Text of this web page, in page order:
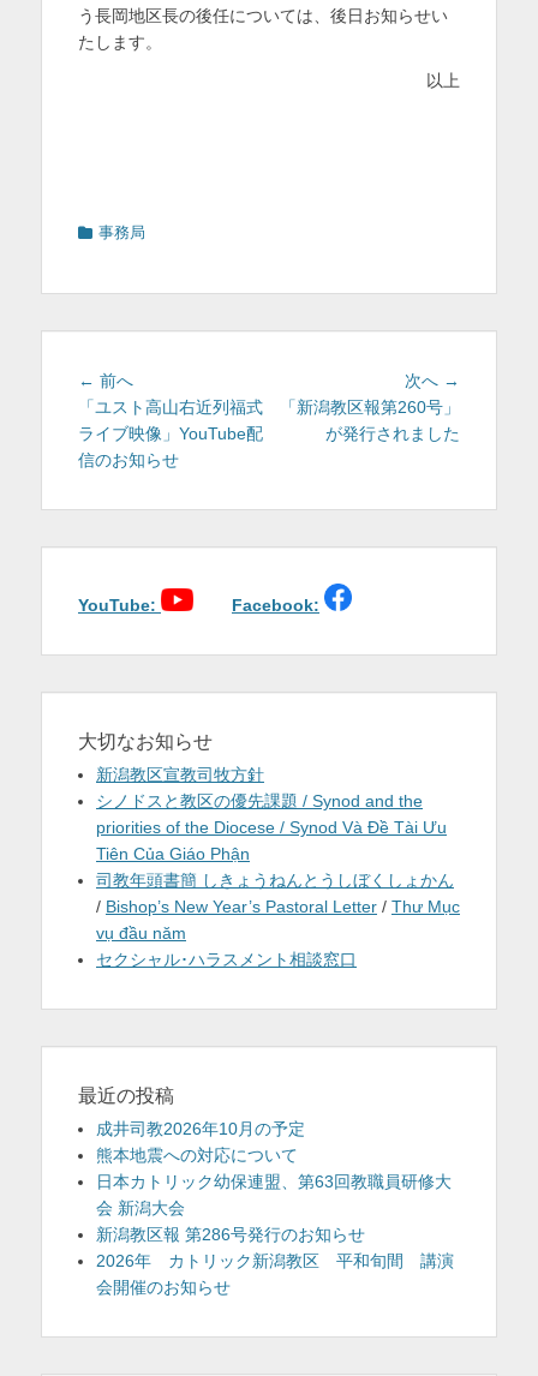
う長岡地区長の後任については、後日お知らせい
たします。
以上
カ 事務局
投
稿
ナ
ビ
シ
ン
← 前へ
の
投
稿:
「ユスト高山右近列福式
ライブ映像」YouTube配
信のお知らせ
次へ →
「新潟教区報第260号」
が発行されました
YouTube: Facebook:
大切なお知らせ
新潟教区宣教司牧方針
シノドスと教区の優先課題 / Synod and the
priorities of the Diocese / Synod Và Đề Tài Ưu
Tiên Của Giáo Phận
司教年頭書簡 しきょうねんとうしぼくしょかん
/ Bishop’s New Year’s Pastoral Letter / Thư Mục
vụ đầu năm
セクシャル･ハラスメント相談窓口
最近の投稿
成井司教2026年10月の予定
熊本地震への対応について
日本カトリック幼保連盟、第63回教職員研修大
会 新潟大会
新潟教区報 第286号発行のお知らせ
2026年 カトリック新潟教区 平和旬間 講演
会開催のお知らせ